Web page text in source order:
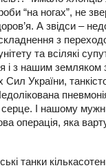
“на ногах”, не
А звідси –
з
та всілякі
і з нашим земляком
Сил України,
І нашому
операція, яка
танки